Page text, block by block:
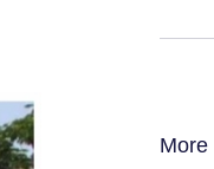
More